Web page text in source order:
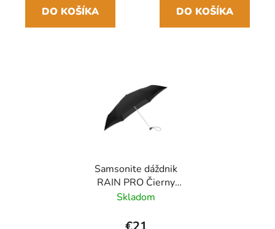
DO KOŠÍKA DO KOŠÍKA
Samsonite dáždnik
RAIN PRO Čierny
skladací manuálny
Skladom